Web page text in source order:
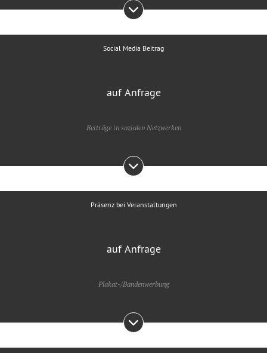
Social Media Beitrag
auf Anfrage
Beiträge in sozialen Netzwerken
Präsenz bei Veranstaltungen
auf Anfrage
Plakat-/Bandenwerbung